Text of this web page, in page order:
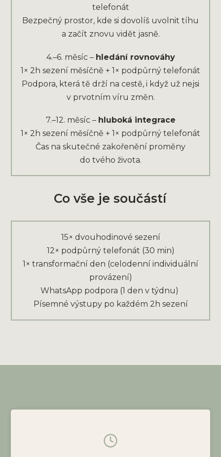
telefonát
Bezpečný prostor, kde si dovolíš uvolnit tíhu
a začít znovu vidět jasně.
4.–6. měsíc – hledání rovnováhy
1× 2h sezení měsíčně + 1× podpůrný telefonát
Podpora, která tě drží na cestě, i když už nejsi
v prvotním víru změn.
7.–12. měsíc – hluboká integrace
1× 2h sezení měsíčně + 1× podpůrný telefonát
Čas na skutečné zakořenění proměny
do tvého života.
Co vše je součástí
15× dvouhodinové sezení
12× podpůrný telefonát (30 min)
1× transformační den (celodenní individuální
provázení)
WhatsApp podpora (1 den v týdnu)
Písemné výstupy po každém 2h sezení